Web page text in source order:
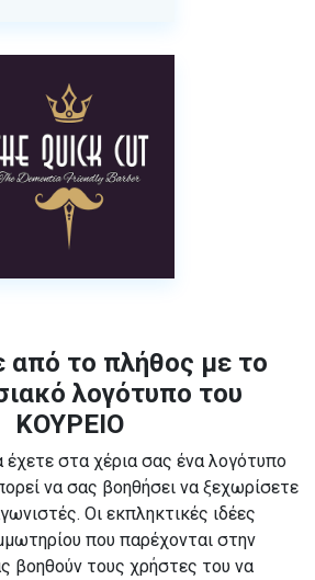
από το πλήθος με το
λογότυπο του
ΚΟΥΡΕΙΟ
έχετε στα χέρια σας ένα λογότυπο
να σας βοηθήσει να ξεχωρίσετε
Οι εκπληκτικές ιδέες
που παρέχονται στην
βοηθούν τους χρήστες του να